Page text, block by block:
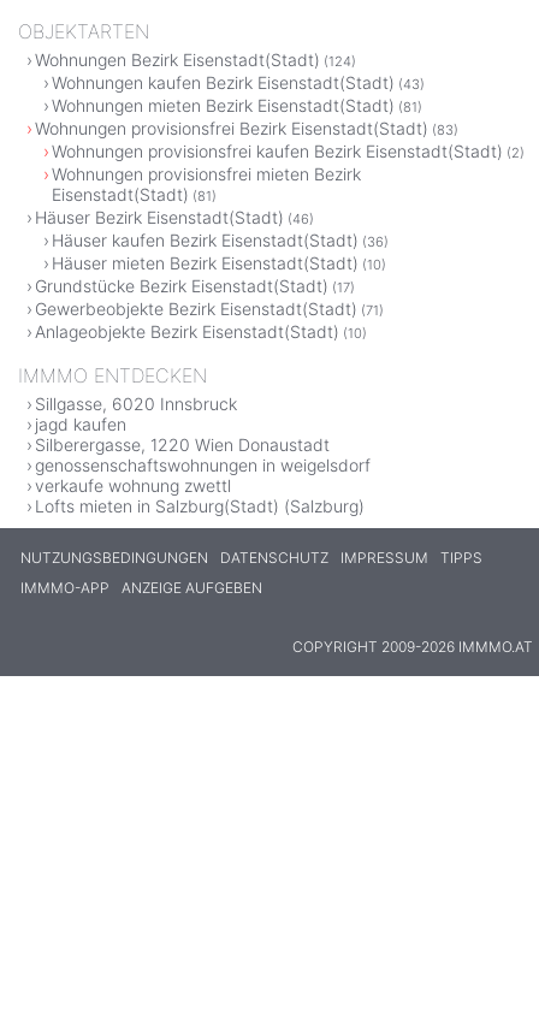
OBJEKTARTEN
Wohnungen Bezirk Eisenstadt(Stadt) (124)
Wohnungen kaufen Bezirk Eisenstadt(Stadt) (43)
Wohnungen mieten Bezirk Eisenstadt(Stadt) (81)
Wohnungen provisionsfrei Bezirk Eisenstadt(Stadt) (83)
Wohnungen provisionsfrei kaufen Bezirk Eisenstadt(Stadt) (2)
Wohnungen provisionsfrei mieten Bezirk
Eisenstadt(Stadt) (81)
Häuser Bezirk Eisenstadt(Stadt) (46)
Häuser kaufen Bezirk Eisenstadt(Stadt) (36)
Häuser mieten Bezirk Eisenstadt(Stadt) (10)
Grundstücke Bezirk Eisenstadt(Stadt) (17)
Gewerbeobjekte Bezirk Eisenstadt(Stadt) (71)
Anlageobjekte Bezirk Eisenstadt(Stadt) (10)
IMMMO ENTDECKEN
Sillgasse, 6020 Innsbruck
jagd kaufen
Silberergasse, 1220 Wien Donaustadt
genossenschaftswohnungen in weigelsdorf
verkaufe wohnung zwettl
Lofts mieten in Salzburg(Stadt) (Salzburg)
NUTZUNGSBEDINGUNGEN DATENSCHUTZ IMPRESSUM
TIPPS
IMMMO-APP
ANZEIGE AUFGEBEN
COPYRIGHT 2009-2026 IMMMO.AT